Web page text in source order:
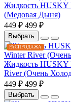
Жидкость HUSKY
(Медовая Дыня)
449 ₽ 499 ₽
Выбрать
РАСПРОДАЖА
Жидкость HUSKY
River (Очень
449 ₽ 499 ₽
Выбрать